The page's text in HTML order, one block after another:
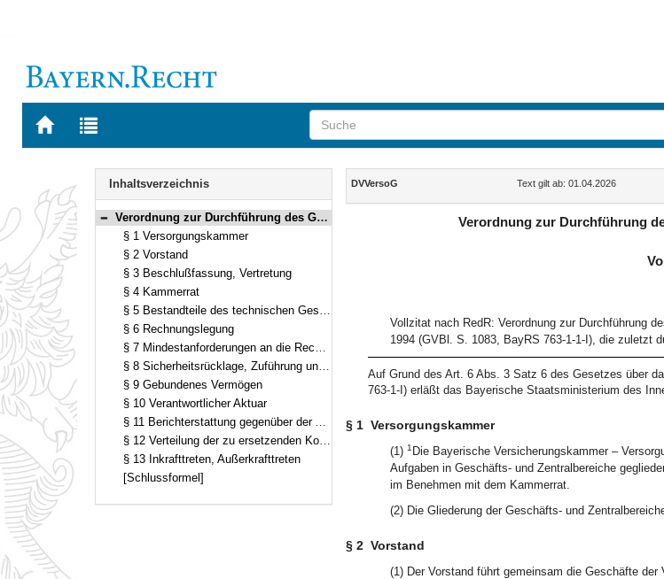
Zur
BAYERN.RECHT
Zur
letzten
Navigation
Inhaltsverzeichnis
Bereich reduzieren
Verordnung zur Durchführung des Gesetzes über das öffentliche Versorgungswesen (DVVersoG) Vom 20. Dezember 1994 (GVBl. S. 1083) BayRS 763-1-1-I (§§ 1–13)
§ 1 Versorgungskammer
§ 2 Vorstand
§ 3 Beschlußfassung, Vertretung
§ 4 Kammerrat
§ 5 Bestandteile des technischen Geschäftsplans
§ 6 Rechnungslegung
§ 7 Mindestanforderungen an die Rechnungsgrundlagen
§ 8 Sicherheitsrücklage, Zuführung und Entnahme
§ 9 Gebundenes Vermögen
§ 10 Verantwortlicher Aktuar
§ 11 Berichterstattung gegenüber der Aufsichtsbehörde (Interne Rechnungslegung)
§ 12 Verteilung der zu ersetzenden Kosten der Aufsicht
§ 13 Inkrafttreten, Außerkrafttreten
[Schlussformel]
Inhalt
DVVersoG Text gilt ab: 01.04.2026
Verordnung zur Durchführung
Vollzitat nach RedR: Verordnung zur Durchführung
1994 (GVBl. S. 1083, BayRS 763-1-1-I), die zuletzt
Auf Grund des Art. 6 Abs. 3 Satz 6 des Gesetzes über
763-1-I) erläßt das Bayerische Staatsministerium des
§ 1 Versorgungskammer
(1) 1 Die Bayerische Versicherungskammer –
Aufgaben in Geschäfts- und Zentralbereiche
im Benehmen mit dem Kammerrat.
(2) Die Gliederung der Geschäfts- und
§ 2 Vorstand
(1) Der Vorstand führt gemeinsam die Geschäfte